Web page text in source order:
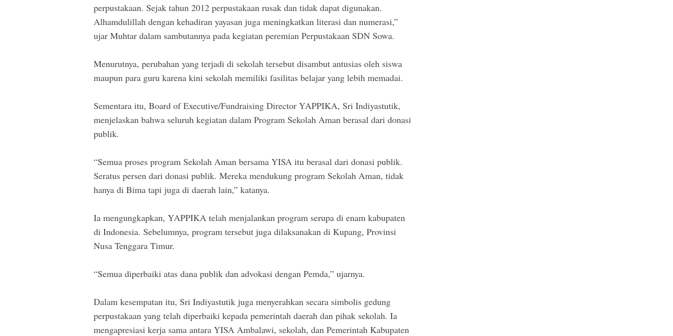
perpustakaan. Sejak tahun 2012 perpustakaan rusak dan tidak dapat digunakan.
Alhamdulillah dengan kehadiran yayasan juga meningkatkan literasi dan numerasi,”
ujar Muhtar dalam sambutannya pada kegiatan peremian Perpustakaan SDN Sowa.
Menurutnya, perubahan yang terjadi di sekolah tersebut disambut antusias oleh siswa
maupun para guru karena kini sekolah memiliki fasilitas belajar yang lebih memadai.
Sementara itu, Board of Executive/Fundraising Director YAPPIKA, Sri Indiyastutik,
menjelaskan bahwa seluruh kegiatan dalam Program Sekolah Aman berasal dari donasi
publik.
“Semua proses program Sekolah Aman bersama YISA itu berasal dari donasi publik.
Seratus persen dari donasi publik. Mereka mendukung program Sekolah Aman, tidak
hanya di Bima tapi juga di daerah lain,” katanya.
Ia mengungkapkan, YAPPIKA telah menjalankan program serupa di enam kabupaten
di Indonesia. Sebelumnya, program tersebut juga dilaksanakan di Kupang, Provinsi
Nusa Tenggara Timur.
“Semua diperbaiki atas dana publik dan advokasi dengan Pemda,” ujarnya.
Dalam kesempatan itu, Sri Indiyastutik juga menyerahkan secara simbolis gedung
perpustakaan yang telah diperbaiki kepada pemerintah daerah dan pihak sekolah. Ia
mengapresiasi kerja sama antara YISA Ambalawi, sekolah, dan Pemerintah Kabupaten